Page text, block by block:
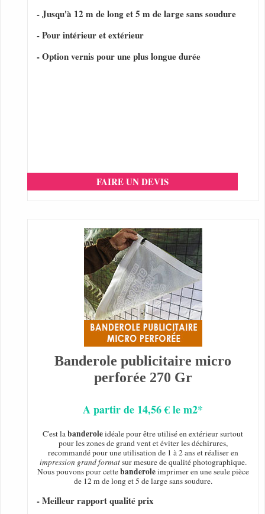
- Jusqu'à 12 m de long et 5 m de large sans soudure
- Pour intérieur et extérieur
- Option vernis pour une plus longue durée
FAIRE UN DEVIS
Banderole publicitaire micro
perforée 270 Gr
A partir de 14,56 € le m2*
C'est labanderoleidéale pour être utilisé en extérieur surtout
pour les zones de grand vent et éviter les déchirures,
recommandé pour une utilisation de 1 à 2 ans et réaliser en
impression grand formatsur mesure de qualité photographique.
Nous pouvons pour cettebanderoleimprimer en une seule pièce
de 12 m de long et 5 de large sans soudure.
- Meilleur rapport qualité prix